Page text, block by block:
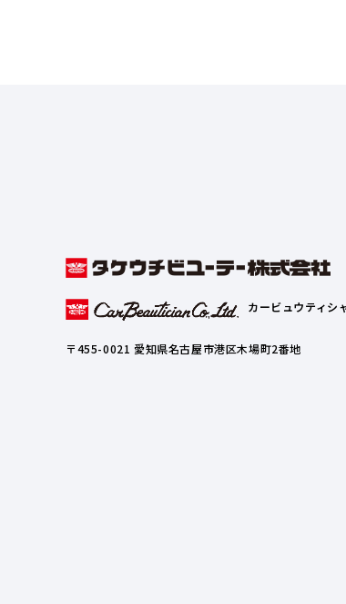
カービュウティシ
〒455-0021 愛知県名古屋市港区木場町2番地